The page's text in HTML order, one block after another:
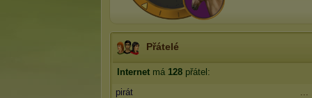
Přátelé
Internet má 128 přátel:
pirát
...